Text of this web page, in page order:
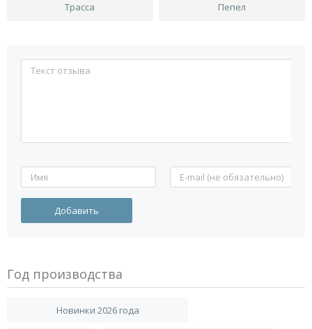
Трасса Пепел
Год производства
Новинки 2026 года